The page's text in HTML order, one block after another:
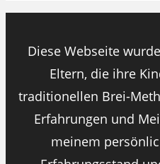
Diese Webseite
Eltern, die ihre
traditionellen Brei-
Erfahrungen und
meinem